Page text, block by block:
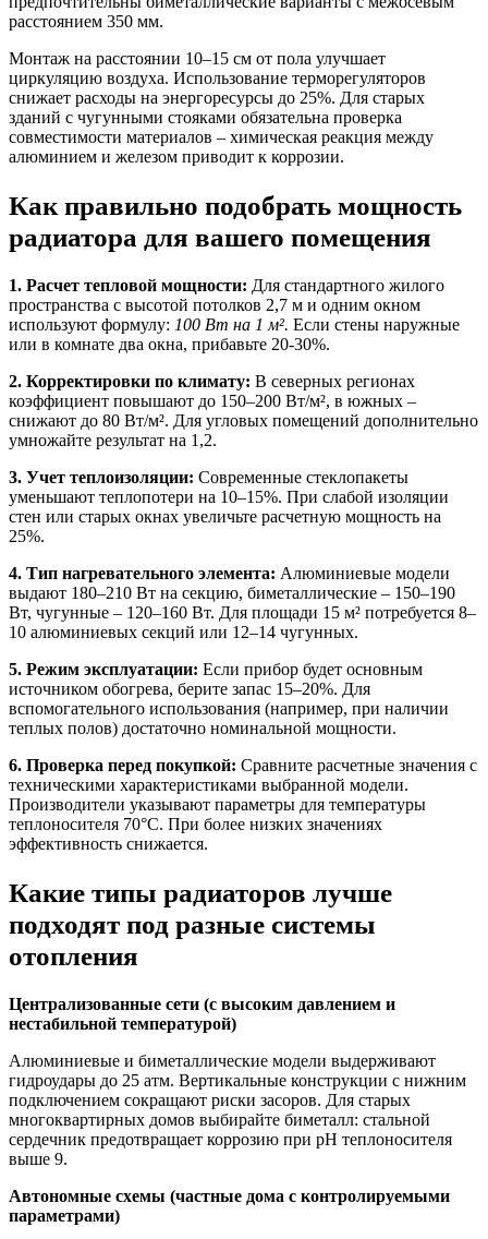
расстоянием 350 мм.
Монтаж на расстоянии 10–15 см от пола улучшает
циркуляцию воздуха. Использование терморегуляторов
снижает расходы на энергоресурсы до 25%. Для старых
зданий с чугунными стояками обязательна проверка
совместимости материалов – химическая реакция между
алюминием и железом приводит к коррозии.
Как правильно подобрать мощность
радиатора для вашего помещения
1. Расчет тепловой мощности: Для стандартного жилого
пространства с высотой потолков 2,7 м и одним окном
используют формулу: 100 Вт на 1 м². Если стены наружные
или в комнате два окна, прибавьте 20-30%.
2. Корректировки по климату: В северных регионах
коэффициент повышают до 150–200 Вт/м², в южных –
снижают до 80 Вт/м². Для угловых помещений дополнительно
умножайте результат на 1,2.
3. Учет теплоизоляции: Современные стеклопакеты
уменьшают теплопотери на 10–15%. При слабой изоляции
стен или старых окнах увеличьте расчетную мощность на
25%.
4. Тип нагревательного элемента: Алюминиевые модели
выдают 180–210 Вт на секцию, биметаллические – 150–190
Вт, чугунные – 120–160 Вт. Для площади 15 м² потребуется 8–
10 алюминиевых секций или 12–14 чугунных.
5. Режим эксплуатации: Если прибор будет основным
источником обогрева, берите запас 15–20%. Для
вспомогательного использования (например, при наличии
теплых полов) достаточно номинальной мощности.
6. Проверка перед покупкой: Сравните расчетные значения с
техническими характеристиками выбранной модели.
Производители указывают параметры для температуры
теплоносителя 70°C. При более низких значениях
эффективность снижается.
Какие типы радиаторов лучше
подходят под разные системы
отопления
Централизованные сети (с высоким давлением и
нестабильной температурой)
Алюминиевые и биметаллические модели выдерживают
гидроудары до 25 атм. Вертикальные конструкции с нижним
подключением сокращают риски засоров. Для старых
многоквартирных домов выбирайте биметалл: стальной
сердечник предотвращает коррозию при pH теплоносителя
выше 9.
Автономные схемы (частные дома с контролируемыми
параметрами)